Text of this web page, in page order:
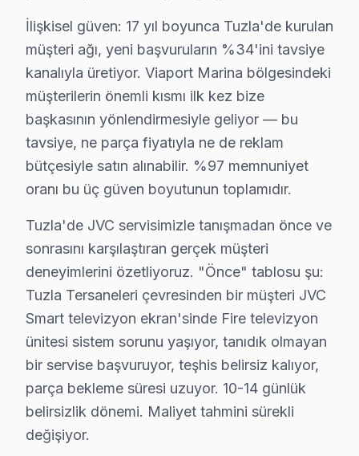
JVC TV Teknik Profil ve Servis Rehberi
JVC ekran Teknik Servis Rehberi
JVC TV'lerde En Sık Karşılaşılan Arızalar
JVC servisimizde en yaygın DTS ses gecikmesi
JVC Servis Yaklaşımımız
Japon ses kalitesi ilkeleri doğrultusunda JVC
1. Müşteri bildirir, servis ekibi arıza semptomlarını
2. Termal kamera, osiloskop, ESR ölçer ile elektronik
3. Arıza kaynağı tespit edilir: panel mi, anakart mı, güç
4. Yazılı fiyat teklifi sunulur; onay olmadan işlem
5. Orijinal veya OEM eşdeğer JVC parça ile onarım
6. Tüm fonksiyonlar kapsamlı test edilir; garanti
JVC TV Bakım Tavsiyeleri
JVC TV'ler için en yaygın kullanıcı hatası; güç
JVC görüntüleme sistemi'niz arızalandığında
İlişkisel güven: 17 yıl boyunca Tuzla'de kurulan
müşteri ağı, yeni başvuruların %34'ini tavsiye
kanalıyla üretiyor. Viaport Marina bölgesindeki
müşterilerin önemli kısmı ilk kez bize
başkasının yönlendirmesiyle geliyor — bu
tavsiye, ne parça fiyatıyla ne de reklam
bütçesiyle satın alınabilir. %97 memnuniyet
oranı bu üç güven boyutunun toplamıdır.
Tuzla'de JVC servisimizle tanışmadan önce ve
sonrasını karşılaştıran gerçek müşteri
deneyimlerini özetliyoruz. "Önce" tablosu şu:
Tuzla Tersaneleri çevresinden bir müşteri JVC
Smart televizyon ekran'sinde Fire televizyon
ünitesi sistem sorunu yaşıyor, tanıdık olmayan
bir servise başvuruyor, teşhis belirsiz kalıyor,
parça bekleme süresi uzuyor. 10-14 günlük
belirsizlik dönemi. Maliyet tahmini sürekli
değişiyor.